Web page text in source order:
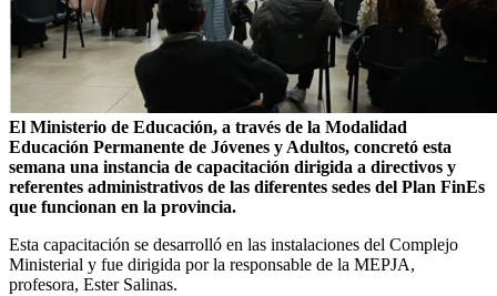
El Ministerio de Educación, a través de la Modalidad
Educación Permanente de Jóvenes y Adultos, concretó esta
semana una instancia de capacitación dirigida a directivos y
referentes administrativos de las diferentes sedes del Plan FinEs
que funcionan en la provincia.
Esta capacitación se desarrolló en las instalaciones del Complejo
Ministerial y fue dirigida por la responsable de la MEPJA,
profesora, Ester Salinas.